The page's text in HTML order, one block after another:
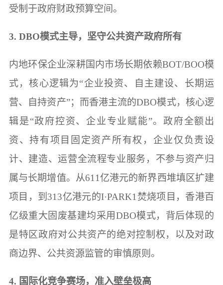
受制于政府财政预算空间。
3. DBO模式主导，坚守公共资产政府所有
内地环保企业深耕国内市场长期依赖BOT/BOO模
式，核心逻辑为“企业投资、自主建设、长期运
营、自持资产”；而香港主流的DBO模式，核心逻
辑是“政府控资、企业专业赋能”。政府全额出
资、持有项目固定资产所有权，企业仅负责设
计、建造、运营全流程专业服务，不参与资产归
属与长期增值。从611亿港元的新界西堆填区扩建
项目，到313亿港元的I·PARK1焚烧项目，香港百
亿级重大固废基建均采用DBO模式，背后体现的
是特区政府对公共资产的绝对控制权，以及对政
商边界、公共资源监管的审慎原则。
4. 国际化竞争赛场，准入壁垒极高